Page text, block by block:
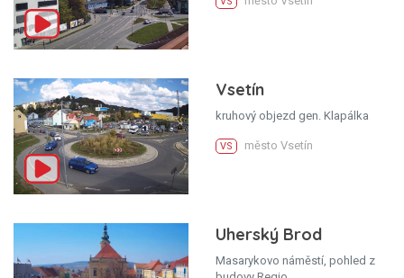
Vsetín
kruhový objezd gen. Klapálka
VS město Vsetín
Uherský Brod
Masarykovo náměstí, pohled z